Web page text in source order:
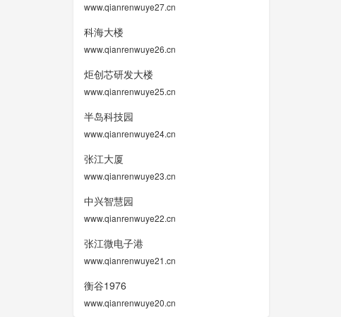
www.qianrenwuye27.cn
科海大楼
www.qianrenwuye26.cn
炬创芯研发大楼
www.qianrenwuye25.cn
半岛科技园
www.qianrenwuye24.cn
张江大厦
www.qianrenwuye23.cn
中兴智慧园
www.qianrenwuye22.cn
张江微电子港
www.qianrenwuye21.cn
衡谷1976
www.qianrenwuye20.cn